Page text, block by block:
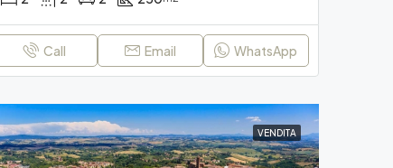
Call Email WhatsApp
VENDITA